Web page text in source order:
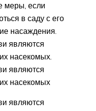
меры, если
в саду с его
насаждения.
являются
насекомых.
являются
насекомых
являются